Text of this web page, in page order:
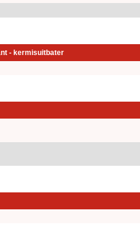
- kermisuitbater